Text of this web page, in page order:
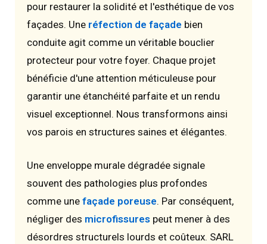
pour restaurer la solidité et l'esthétique de vos
façades. Une réfection de façade bien
conduite agit comme un véritable bouclier
protecteur pour votre foyer. Chaque projet
bénéficie d'une attention méticuleuse pour
garantir une étanchéité parfaite et un rendu
visuel exceptionnel. Nous transformons ainsi
vos parois en structures saines et élégantes.
Une enveloppe murale dégradée signale
souvent des pathologies plus profondes
comme une façade poreuse. Par conséquent,
négliger des microfissures peut mener à des
désordres structurels lourds et coûteux. SARL